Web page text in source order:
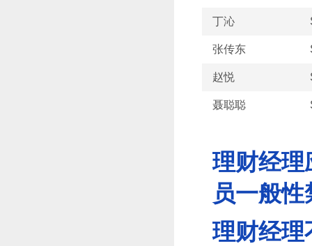
丁沁
张传东
赵悦
聂聪聪
理财经理
员一般
理财经理